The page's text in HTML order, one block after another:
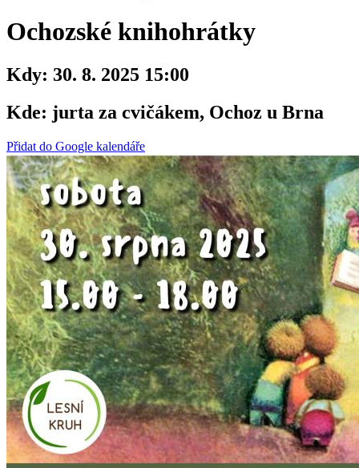
Ochozské knihohrátky
Kdy: 30. 8. 2025 15:00
Kde: jurta za cvičákem, Ochoz u Brna
Přidat do Google kalendáře